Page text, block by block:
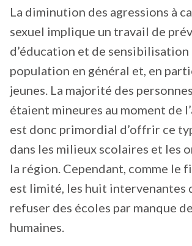
La diminution des agressions à
sexuel implique un travail de
d’éducation et de sensibilisation
population en général et, en
jeunes. La majorité des
étaient mineures au moment de
est donc primordial d’offrir ce
dans les milieux scolaires et les
la région. Cependant, comme le
est limité, les huit intervenantes
refuser des écoles par manque
humaines.